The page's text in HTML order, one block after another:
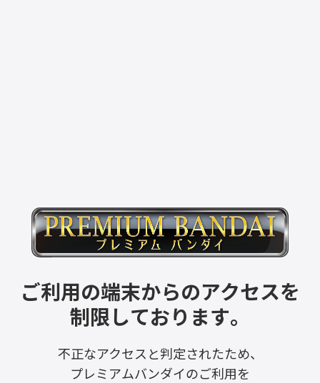
ご利用の端末からのアクセスを
制限しております。
不正なアクセスと判定されたため、
プレミアムバンダイのご利用を